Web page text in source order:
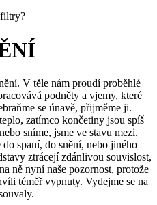
V těle nám proudí proběhlé
podněty a vjemy, které
se únavě, přijměme ji.
zatímco končetiny jsou spíš
sníme, jsme ve stavu mezi.
spaní, do snění, nebo jiného
ztrácejí zdánlivou souvislost,
ně nyní naše pozornost, protože
téměř vypnuty. Vydejme se na